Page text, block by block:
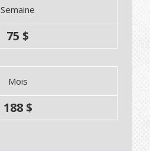
Semaine
75 $
Mois
188 $